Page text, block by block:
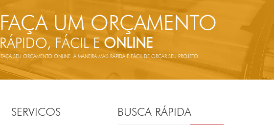
FAÇA UM ORÇAMENTO
RÁPIDO, FÁCIL EONLINE
FAÇA SEU ORÇAMENTO ONLINE. A MANEIRA MAIS RÁPIDA E FÁCIL DE ORÇAR SEU PROJETO.
SERVICOS BUSCA RÁPIDA